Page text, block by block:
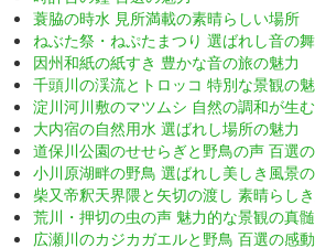
蓑脇の時水 見所満載の素晴らしい場所
ねぶた祭・ねぷたまつり 選ばれし音の
因州和紙の紙すき 豊かな音の旅の魅力
千頭川の渓流とトロッコ 特別な景観の
淀川河川敷のマツムシ 自然の調和が生
大内宿の自然用水 選ばれし場所の魅力
道保川公園のせせらぎと野鳥の声 百選
小川原湖畔の野鳥 選ばれし美しき風景
柴又帝釈天界隈と矢切の渡し 素晴らし
荒川・押切の虫の声 魅力的な景観の真髄
広瀬川のカジカガエルと野鳥 百選の感